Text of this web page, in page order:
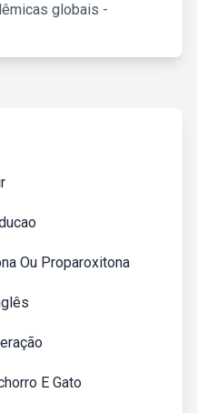
globais -
Ou Proparoxitona
E Gato